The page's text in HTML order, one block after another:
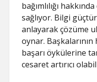
bağımlılığı
sağlıyor. Bilgi
anlayarak çözüme
oynar.
başarı öykülerine
cesaret artırıcı